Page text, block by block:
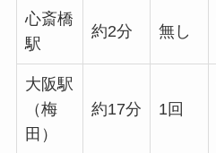
心斎橋
駅
約2分 無し
大阪駅
（梅
田）
約17分 1回